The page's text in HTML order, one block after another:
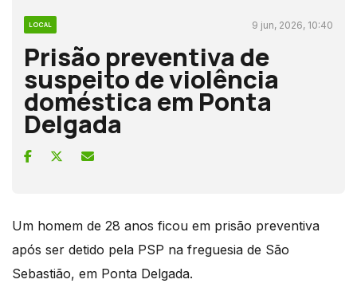
LOCAL 9 jun, 2026, 10:40
Prisão preventiva de
suspeito de violência
doméstica em Ponta
Delgada
Um homem de 28 anos ficou em prisão preventiva
após ser detido pela PSP na freguesia de São
Sebastião, em Ponta Delgada.